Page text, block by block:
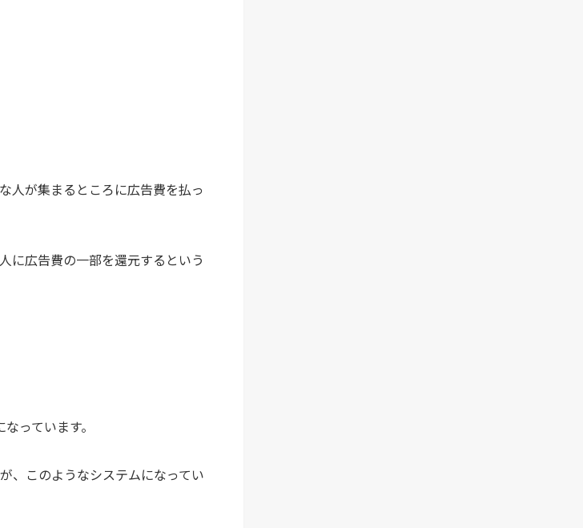
人が集まるところに広告費を払っ
に広告費の一部を還元するという
っています。
、このようなシステムになってい